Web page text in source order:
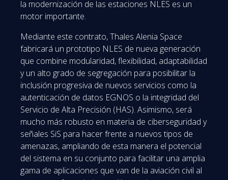
la modernización de las estaciones NLES es un
motor importante.
Mediante este contrato, Thales Alenia Space
fabricará un prototipo NLES de nueva generación
que combine modularidad, flexibilidad, adaptabilidad
y un alto grado de segregación para posibilitar la
inclusión progresiva de nuevos servicios como la
autenticación de datos EGNOS o la integridad del
Servicio de Alta Precisión (HAS). Asimismo, será
mucho más robusto en materia de ciberseguridad y
señales SiS para hacer frente a nuevos tipos de
amenazas, ampliando de esta manera el potencial
del sistema en su conjunto para facilitar una amplia
gama de aplicaciones que van de la aviación civil al